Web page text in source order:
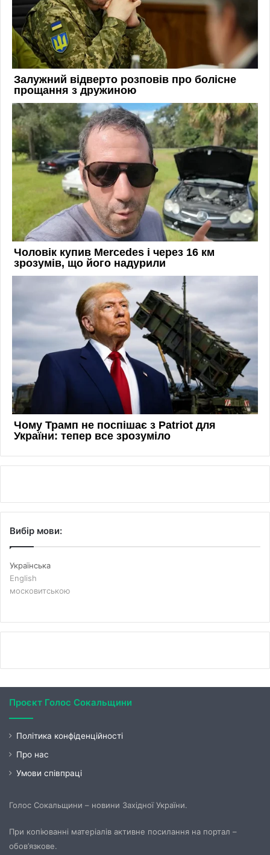
Вибір мови:
Українська
English
московитською
Проєкт Голос Сокальщини
Політика конфіденційності
Про нас
Умови співпраці
Голос Сокальщини – новини Західної України.
При копіюванні матеріалів активне посилання на портал –
обов’язкове.